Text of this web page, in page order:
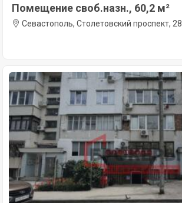
Помещение своб.назн., 60,2 м²
Севастополь, Столетовский проспект, 28